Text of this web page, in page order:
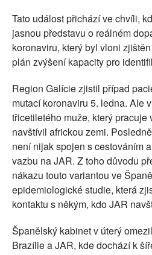
Tato událost přichází ve chvíli,
jasnou představu o reálném
koronaviru, který byl vloni
plán zvýšení kapacity pro
Region Galície zjistil případ
mutací koronaviru 5. ledna. Ale
třicetiletého muže, který pracuje
navštívil africkou zemi.
není nijak spojen s cestováním
vazbu na JAR. Z toho důvodu
nákazu touto variantou ve
epidemiologické studie, která
kontaktu s někým, kdo JAR
Španělský kabinet v úterý
Brazílie a JAR, kde dochází k